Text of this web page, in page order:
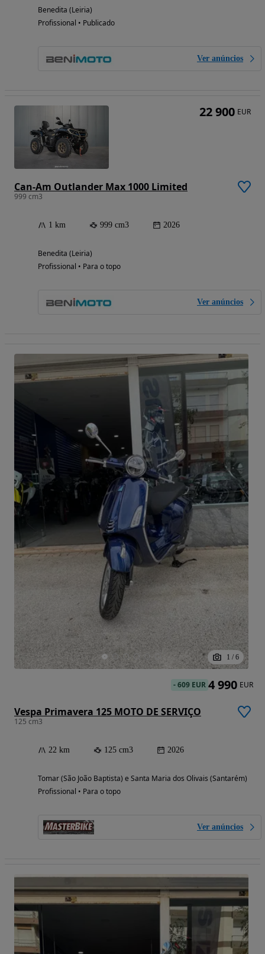
Benedita (Leiria)
Profissional • Publicado
Ver anúncios
Can-Am Outlander Max 1000 Limited
999 cm3
1 km 999 cm3 2026
Benedita (Leiria)
Profissional • Para o topo
Ver anúncios
22 900 EUR
1 / 6
Vespa Primavera 125 MOTO DE SERVIÇO
125 cm3
22 km 125 cm3 2026
Tomar (São João Baptista) e Santa Maria dos Olivais (Santarém)
Profissional • Para o topo
Ver anúncios
-609 EUR 4 990 EUR